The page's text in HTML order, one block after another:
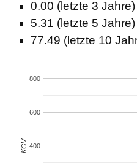
0.00 (letzte 3 Jahre)
5.31 (letzte 5 Jahre)
77.49 (letzte 10
400
600
800
KGV